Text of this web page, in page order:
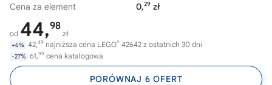
Cena za element
0,29 zł
od 44,98
zł
+6% 42,49 najniższa cena LEGO® 42642 z ostatnich 30 dni
-27% 61,99 cena katalogowa
PORÓWNAJ 6 OFERT